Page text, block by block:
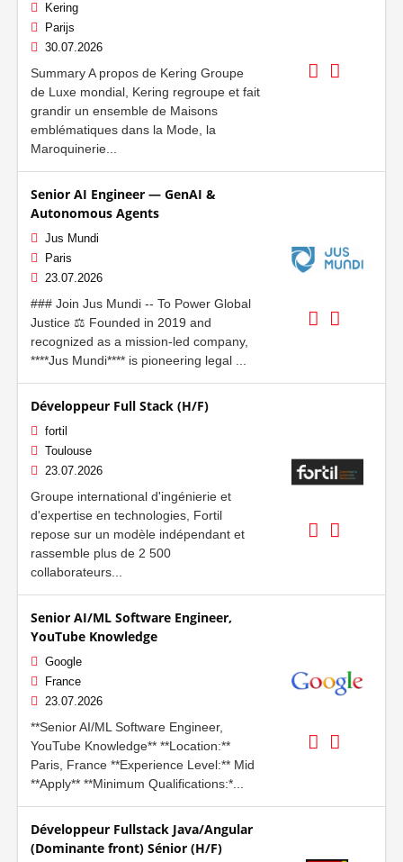
Kering
Parijs
30.07.2026
Summary A propos de Kering Groupe
de Luxe mondial, Kering regroupe et fait
grandir un ensemble de Maisons
emblématiques dans la Mode, la
Maroquinerie...
Senior AI Engineer — GenAI &
Autonomous Agents
Jus Mundi
Paris
23.07.2026
### Join Jus Mundi -- To Power Global
Justice ⚖️ Founded in 2019 and
recognized as a mission-led company,
****Jus Mundi**** is pioneering legal ...
Développeur Full Stack (H/F)
fortil
Toulouse
23.07.2026
Groupe international d'ingénierie et
d'expertise en technologies, Fortil
repose sur un modèle indépendant et
rassemble plus de 2 500
collaborateurs...
Senior AI/ML Software Engineer,
YouTube Knowledge
Google
France
23.07.2026
**Senior AI/ML Software Engineer,
YouTube Knowledge** **Location:**
Paris, France **Experience Level:** Mid
**Apply** **Minimum Qualifications:*...
Développeur Fullstack Java/Angular
(Dominante front) Sénior (H/F)